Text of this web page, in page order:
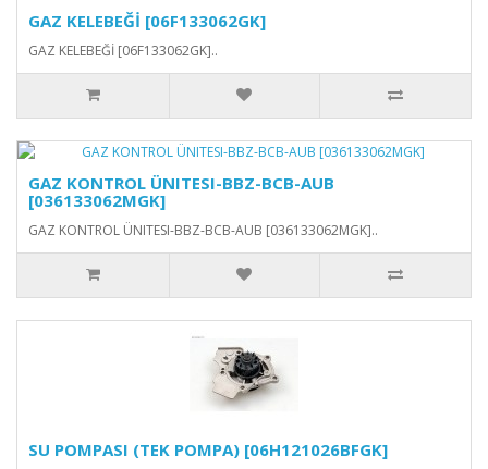
GAZ KELEBEĞİ [06F133062GK]
GAZ KELEBEĞİ [06F133062GK]..
GAZ KONTROL ÜNITESI-BBZ-BCB-AUB
[036133062MGK]
GAZ KONTROL ÜNITESI-BBZ-BCB-AUB [036133062MGK]..
SU POMPASI (TEK POMPA) [06H121026BFGK]